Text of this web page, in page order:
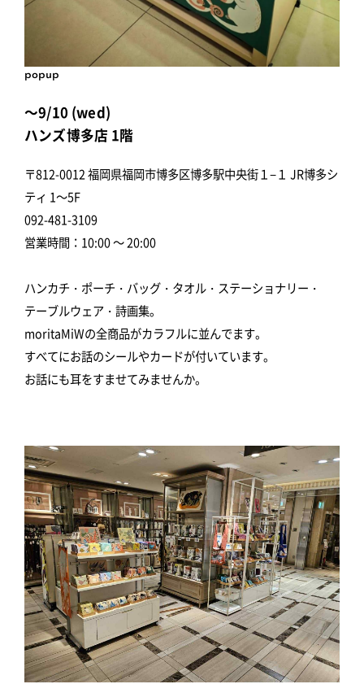
popup
～9/10 (wed)
ハンズ博多店 1階
〒812-0012 福岡県福岡市博多区博多駅中央街１−１ JR博多シ
ティ 1～5F
092-481-3109
営業時間：10:00 ～ 20:00
ハンカチ・ポーチ・バッグ・タオル・ステーショナリー・
テーブルウェア・詩画集。
moritaMiWの全商品がカラフルに並んでます。
すべてにお話のシールやカードが付いています。
お話にも耳をすませてみませんか。